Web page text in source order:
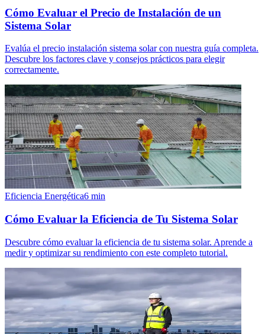
Cómo Evaluar el Precio de Instalación de un
Sistema Solar
Evalúa el precio instalación sistema solar con nuestra guía completa.
Descubre los factores clave y consejos prácticos para elegir
correctamente.
Eficiencia Energética6 min
Cómo Evaluar la Eficiencia de Tu Sistema Solar
Descubre cómo evaluar la eficiencia de tu sistema solar. Aprende a
medir y optimizar su rendimiento con este completo tutorial.